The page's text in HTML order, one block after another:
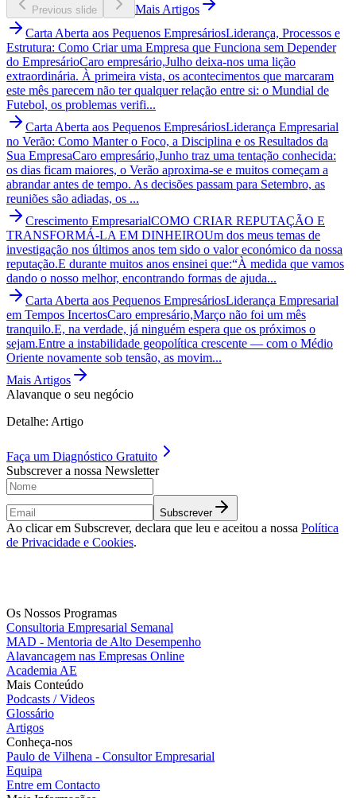
Previous slide
Mais Artigos
Carta Aberta aos Pequenos EmpresáriosLiderança, Processos e
Estrutura: Como Criar uma Empresa que Funciona sem Depender
do EmpresárioCaro empresário,Julho deixa-nos uma lição
extraordinária. À primeira vista, os acontecimentos que marcaram
este mês parecem não ter qualquer relação entre si: o Mundial de
Futebol, os problemas verifi...
Carta Aberta aos Pequenos EmpresáriosLiderança Empresarial
no Verão: Como Manter o Foco, a Disciplina e os Resultados da
Sua EmpresaCaro empresário,Junho traz uma tentação conhecida:
os dias ficam maiores, o Verão aproxima-se e muitos começam a
abrandar antes de tempo. As decisões passam para Setembro, as
reuniões são adiadas, os ...
Crescimento EmpresarialCOMO CRIAR REPUTAÇÃO E
TRANSFORMÁ-LA EM DINHEIROUm dos meus temas de
investigação nos últimos anos tem sido o valor económico da nossa
reputação.E durante muitos anos ensinei que:“À medida que vamos
dando o nosso melhor, encontrando formas de ajuda...
Carta Aberta aos Pequenos EmpresáriosLiderança Empresarial
em Tempos IncertosCaro empresário,Março não foi um mês
tranquilo.E, na verdade, já ninguém espera que os próximos o
sejam.Entre a instabilidade geopolítica crescente — com o Médio
Oriente novamente sob tensão, as movim...
Mais Artigos
Alavanque o seu negócio
Detalhe: Artigo
Faça um Diagnóstico Gratuito
Subscrever a nossa Newsletter
Subscrever
Ao clicar em Subscrever, declara que leu e aceitou a nossa Política
de Privacidade e Cookies.
Os Nossos Programas
Consultoria Empresarial Semanal
MAD - Mentoria de Alto Desempenho
Alavancagem nas Empresas Online
Academia AE
Mais Conteúdo
Podcasts / Videos
Glossário
Artigos
Conheça-nos
Paulo de Vilhena - Consultor Empresarial
Equipa
Entre em Contacto